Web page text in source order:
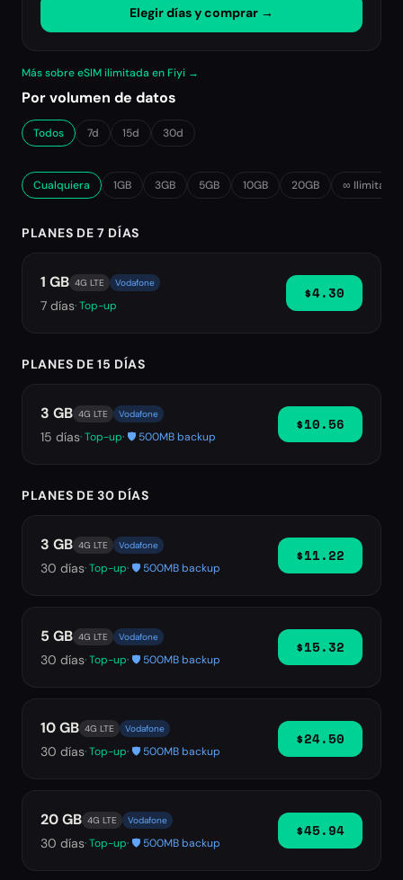
Elegir días y comprar →
Más sobre eSIM ilimitada en Fiyi →
Por volumen de datos
Todos 7d 15d 30d
Cualquiera 1GB 3GB 5GB 10GB 20GB ∞ Ilimitado
PLANES DE 7 DÍAS
1 GB 4G LTE Vodafone
7 días· Top-up
$4.30
PLANES DE 15 DÍAS
3 GB 4G LTE Vodafone
15 días· Top-up· 🛡️ 500MB backup
$10.56
PLANES DE 30 DÍAS
3 GB 4G LTE Vodafone
30 días· Top-up· 🛡️ 500MB backup
$11.22
5 GB 4G LTE Vodafone
30 días· Top-up· 🛡️ 500MB backup
$15.32
10 GB 4G LTE Vodafone
30 días· Top-up· 🛡️ 500MB backup
$24.50
20 GB 4G LTE Vodafone
30 días· Top-up· 🛡️ 500MB backup
$45.94